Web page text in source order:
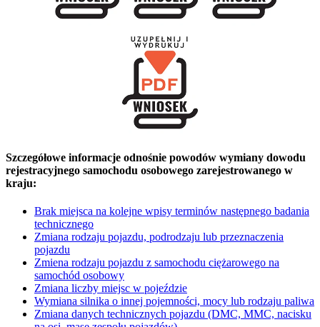
Szczegółowe informacje odnośnie powodów wymiany dowodu
rejestracyjnego samochodu osobowego zarejestrowanego w
kraju:
Brak miejsca na kolejne wpisy terminów następnego badania
technicznego
Zmiana rodzaju pojazdu, podrodzaju lub przeznaczenia
pojazdu
Zmiena rodzaju pojazdu z samochodu ciężarowego na
samochód osobowy
Zmiana liczby miejsc w pojeździe
Wymiana silnika o innej pojemności, mocy lub rodzaju paliwa
Zmiana danych technicznych pojazdu (DMC, MMC, nacisku